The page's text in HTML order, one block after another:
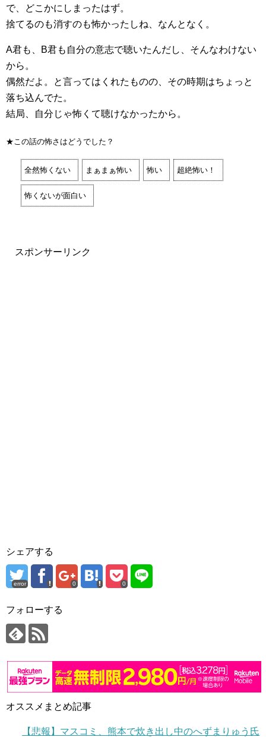
で、どこかにしまったはず。
捨てるのも消すのも怖かったしね、なんとなく。
A君も、B君も自分の意志で聴いたんだし、そんなわけない
から。
偶然だよ。と言ってはくれたものの、その時期はちょっと
落ち込んでた。
結局、自分じゃ怖くて聴けなかったから。
★この話の怖さはどうでした？
全然怖くない まぁまぁ怖い 怖い 超絶怖い！
怖くないが面白い
スポンサーリンク
シェアする
error 0 0
フォローする
オススメまとめ記事
【悲報】マスコミ、熊本で炊き出し中のへずまりゅう氏